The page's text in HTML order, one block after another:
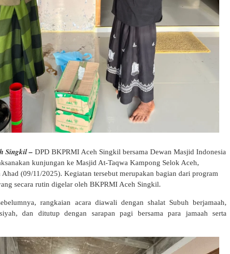
Singkil – DPD BKPRMI Aceh Singkil bersama Dewan Masjid Indonesia
kunjungan ke Masjid At-Taqwa Kampong Selok Aceh,
(09/11/2025). Kegiatan tersebut merupakan bagian dari program
secara rutin digelar oleh BKPRMI Aceh Singkil.
rangkaian acara diawali dengan shalat Subuh berjamaah,
dan ditutup dengan sarapan pagi bersama para jamaah serta